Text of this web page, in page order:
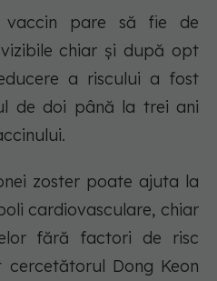
vaccin pare să fie de
chiar și după opt
a riscului a fost
de doi până la trei ani
zoster poate ajuta la
cardiovasculare, chiar
fără factori de risc
Dong Keon